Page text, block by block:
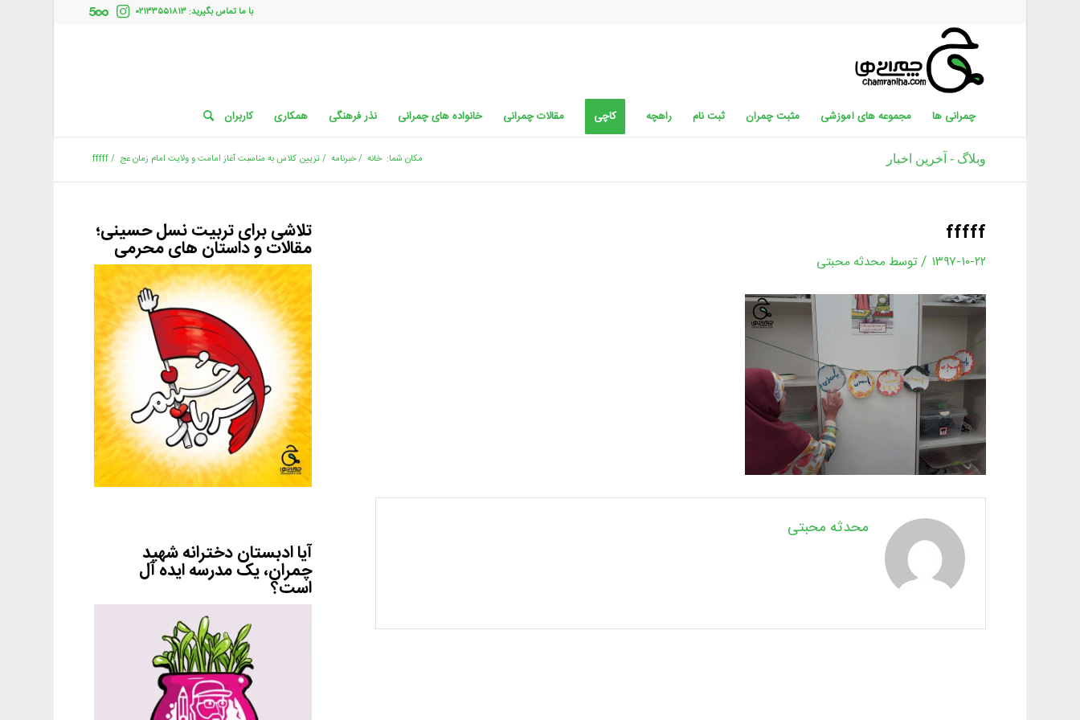
با ما تماس بگیرید: ۰۲۱۳۳۵۵۱۸۱۳
چمرانی ها مجموعه های آموزشی مثبت چمران ثبت نام راهچه کاچی مقالات چمرانی خانواده های چمرانی نذر فرهنگی همکاری کاربران
وبلاگ - آخرین اخبار مکان شما: خانه /خبرنامه /تزیین کلاس به مناسبت آغاز امامت و ولایت امام زمان عج /
fffff
fffff
۱۳۹۷-۱۰-۲۲ / توسط محدثه محبتی
محدثه محبتی
تلاشی برای تربیت نسل حسینی؛
مقالات و داستان های محرمی
آیا ادبستان دخترانه شهید
چمران، یک مدرسه ایده آل
است؟